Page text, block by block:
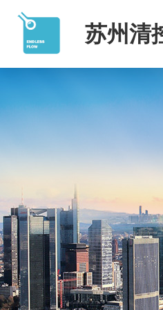
苏州清